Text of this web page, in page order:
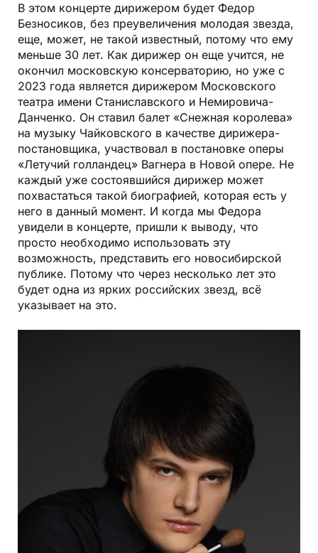
В этом концерте дирижером будет Федор
Безносиков, без преувеличения молодая звезда,
еще, может, не такой известный, потому что ему
меньше 30 лет. Как дирижер он еще учится, не
окончил московскую консерваторию, но уже с
2023 года является дирижером Московского
театра имени Станиславского и Немировича-
Данченко. Он ставил балет «Снежная королева»
на музыку Чайковского в качестве дирижера-
постановщика, участвовал в постановке оперы
«Летучий голландец» Вагнера в Новой опере. Не
каждый уже состоявшийся дирижер может
похвастаться такой биографией, которая есть у
него в данный момент. И когда мы Федора
увидели в концерте, пришли к выводу, что
просто необходимо использовать эту
возможность, представить его новосибирской
публике. Потому что через несколько лет это
будет одна из ярких российских звезд, всё
указывает на это.